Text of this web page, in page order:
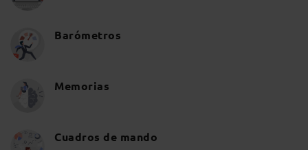
Barómetros
Memorias
Cuadros de mando